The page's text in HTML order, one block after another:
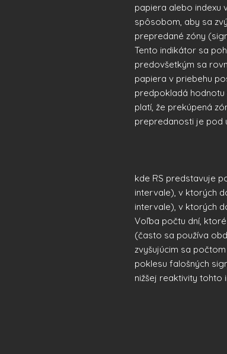
papiera alebo indexu
spôsobom, aby sa
prepredané zóny
Tento indikátor sa
predovšetkým sa
papiera v priebehu
predpokladá
platí, že prekúpená
prepredanosti je pod
kde RS predstavuje
intervale), v ktorých
intervale), v ktorých
Voľba počtu dní,
(často sa používa
zvyšujúcim sa
poklesu falošných
nižšej reaktivity tohto